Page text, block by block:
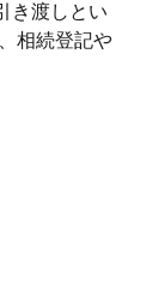
き渡しとい
相続登記や